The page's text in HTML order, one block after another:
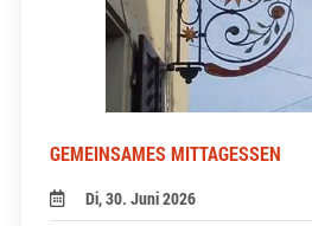
GEMEINSAMES MITTAGESSEN
Di, 30. Juni 2026